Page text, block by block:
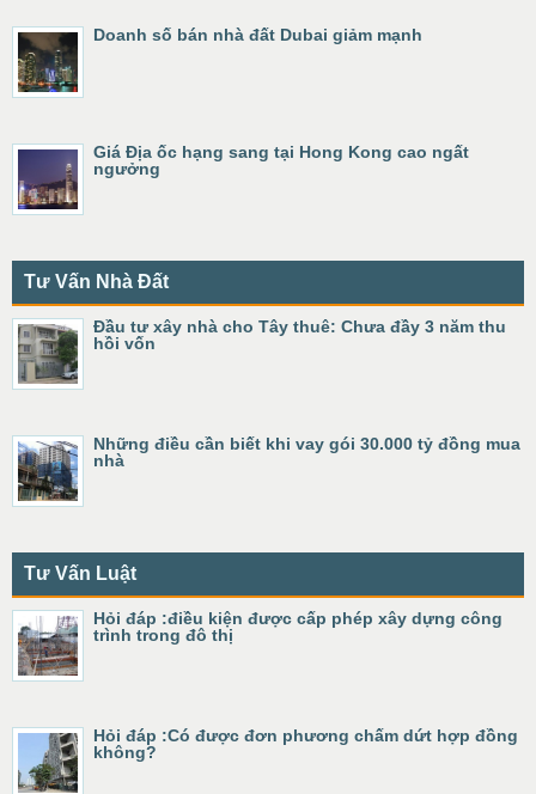
Doanh số bán nhà đất Dubai giảm mạnh
Giá Địa ốc hạng sang tại Hong Kong cao ngất
ngưởng
Tư Vấn Nhà Đất
Đầu tư xây nhà cho Tây thuê: Chưa đầy 3 năm thu
hồi vốn
Những điều cần biết khi vay gói 30.000 tỷ đồng mua
nhà
Tư Vấn Luật
Hỏi đáp :điều kiện được cấp phép xây dựng công
trình trong đô thị
Hỏi đáp :Có được đơn phương chấm dứt hợp đồng
không?